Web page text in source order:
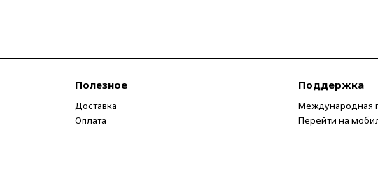
Полезное
Доставка
Оплата
Поддержка
Международная
Перейти на